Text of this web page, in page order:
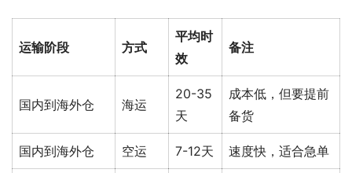
运输阶段 方式
平均时
效
备注
国内到海外仓 海运
20-35
天
成本低，但要提前
备货
国内到海外仓 空运 7-12天 速度快，适合急单